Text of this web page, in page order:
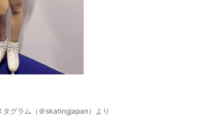
タグラム（＠skatingjapan）より